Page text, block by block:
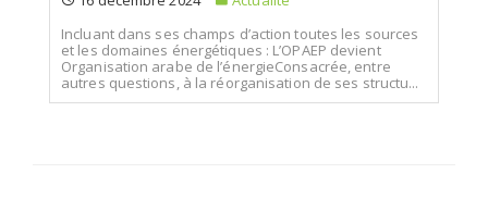
Incluant dans ses champs d’action toutes les sources
et les domaines énergétiques : L’OPAEP devient
Organisation arabe de l’énergieConsacrée, entre
autres questions, à la réorganisation de ses structu...